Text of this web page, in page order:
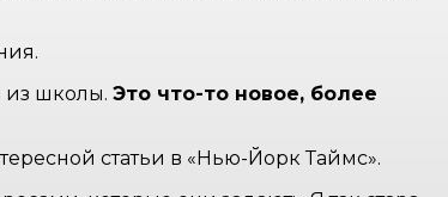
из школы. Это что-то новое, более
статьи в «Нью-Йорк Таймс».